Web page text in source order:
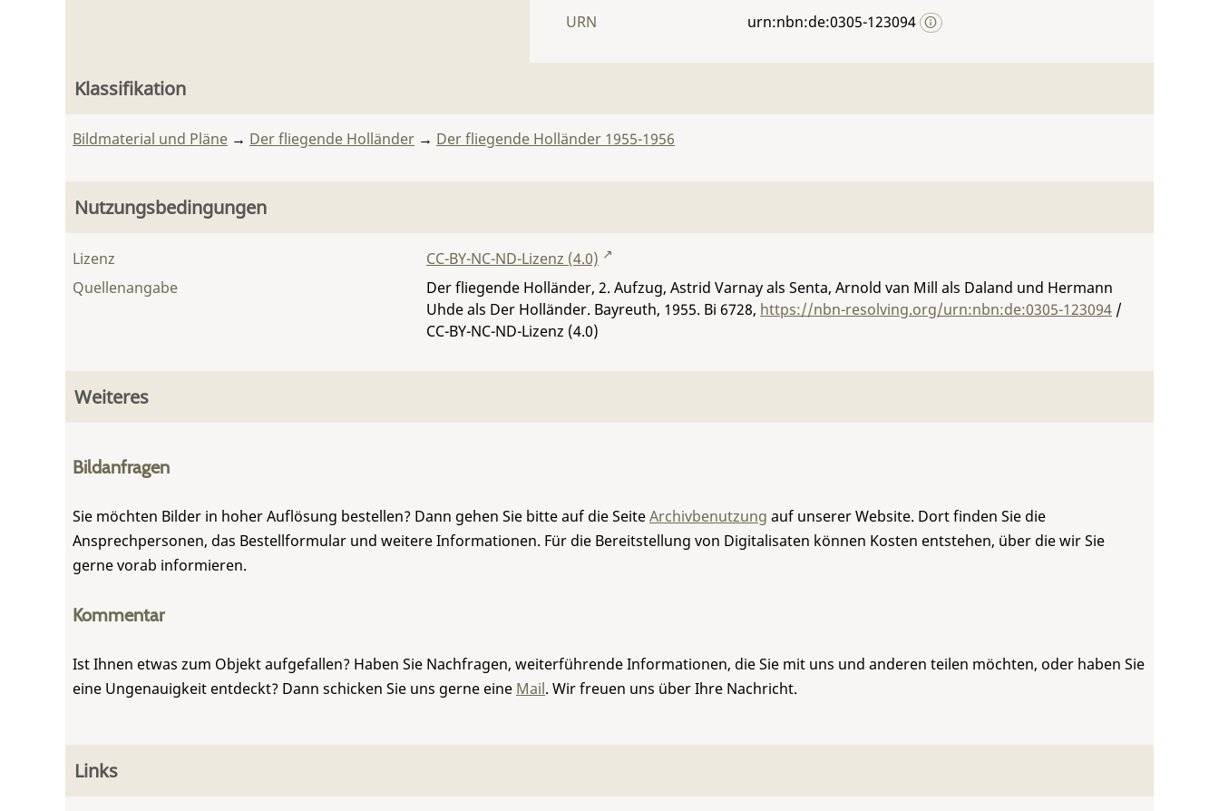
URN
urn:nbn:de:0305-123094
Klassifikation
Bildmaterial und Pläne → Der fliegende Holländer → Der fliegende Holländer 1955-1956
Nutzungsbedingungen
Lizenz
CC-BY-NC-ND-Lizenz (4.0)
Quellenangabe
Der fliegende Holländer, 2. Aufzug, Astrid Varnay als Senta, Arnold van Mill als Daland und Hermann
Uhde als Der Holländer. Bayreuth, 1955. Bi 6728, https://nbn-resolving.org/urn:nbn:de:0305-123094 /
CC-BY-NC-ND-Lizenz (4.0)
Weiteres
Bildanfragen
Sie möchten Bilder in hoher Auflösung bestellen? Dann gehen Sie bitte auf die SeiteArchivbenutzung auf unserer Website. Dort finden Sie die
Ansprechpersonen, das Bestellformular und weitere Informationen. Für die Bereitstellung von Digitalisaten können Kosten entstehen, über die wir Sie
gerne vorab informieren.
Kommentar
Ist Ihnen etwas zum Objekt aufgefallen? Haben Sie Nachfragen, weiterführende Informationen, die Sie mit uns und anderen teilen möchten, oder haben Sie
eine Ungenauigkeit entdeckt? Dann schicken Sie uns gerne eine Mail. Wir freuen uns über Ihre Nachricht.
Links